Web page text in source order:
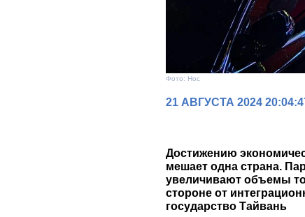
Фото: Нос
21 АВГУСТА 2024
Достижению
мешает одна страна.
увеличивают объемы
стороне от
государство Тайвань